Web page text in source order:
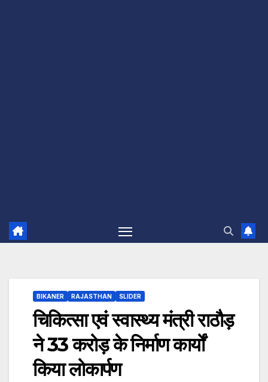
BIKANER RAJASTHAN SLIDER
चिकित्सा एवं स्वास्थ्य मंत्री राठौड़
ने 33 करोड़ के निर्माण कार्यों
किया लोकार्पण